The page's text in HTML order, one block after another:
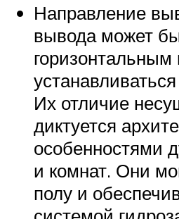
Направление
вывода может
горизонтальным
Их отличие
диктуется
особенностями
и комнат. Они
полу и